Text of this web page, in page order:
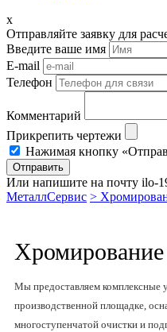
x
Отправляйте заявку для
Введите ваше имя
E-mail
Телефон
Комментарий
Прикрепить чертежи
Нажимая кнопку
Отправить
Или напишите на почту ilo-
МеталлСервис >
Мы предоставляем комплексные
производственной площадке,
многоступенчатой очистки и